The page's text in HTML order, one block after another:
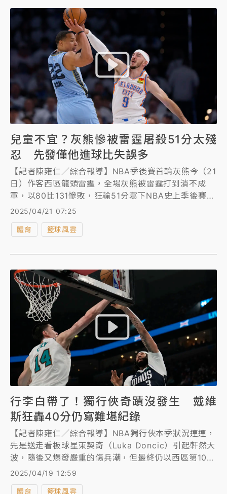
兒童不宜？灰熊慘被雷霆屠殺51分太殘
忍 先發僅他進球比失誤多
【記者陳雍仁／綜合報導】NBA季後賽首輪灰熊今（21
日）作客西區龍頭雷霆，全場灰熊被雷霆打到潰不成
軍，以80比131慘敗，狂輸51分寫下NBA史上季後賽
G1最大分差紀錄，形成一場大屠殺，灰熊被虐程度連隨
隊記者道德森（Chris Dodson）都看不下去，直言：
「我已經不確定這場比賽是不是適合兒童觀看了。」
2025/04/21 07:25
體育 籃球風雲
行李白帶了！獨行俠奇蹟沒發生 戴維
斯狂轟40分仍寫難堪紀錄
【記者陳雍仁／綜合報導】NBA獨行俠本季狀況連連，
先是送走看板球星東契奇（Luka Doncic）引起軒然大
波，隨後又爆發嚴重的傷兵潮，但最終仍以西區第10爭
取到附加賽資格賽，首輪以120比106淘汰國王，今
2025/04/19 12:59
體育 籃球風雲